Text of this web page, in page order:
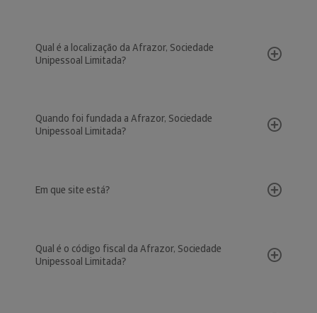
Qual é a localização da Afrazor, Sociedade
Unipessoal Limitada?
Quando foi fundada a Afrazor, Sociedade
Unipessoal Limitada?
Em que site está?
Qual é o código fiscal da Afrazor, Sociedade
Unipessoal Limitada?